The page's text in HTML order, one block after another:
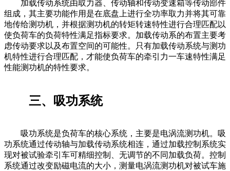
加载传动系统由取力器、传动轴和传动变速箱等传动部件
组成，其主要功能作用是在底盘上进行全功率取力并将其可靠
地传给测功机，并根据测功机的转矩转速特性进行合理匹配以
使负荷车的负荷特性满足指标要求。加载传动系的布置主要考
虑传动要求以及布置空间的可能性。只有加载传动系统与测功
机特性进行合理匹配，才能使负荷车的牵引力一车速特性满足
性能测功机的特性要求。
三、吸功系统
吸功系统是负荷车的核心系统，主要是电涡流测功机。吸
功系统通过传动轴与加载传动系统相连，通过加载控制系统实
现对被试验牵引车可精细控制、无调节的不同加载负荷。控制
系统通过改变励磁电流的大小，测量电涡流测功机对被试车施